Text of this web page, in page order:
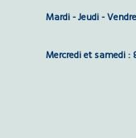
Mardi - Jeudi -
Mercredi et samedi :